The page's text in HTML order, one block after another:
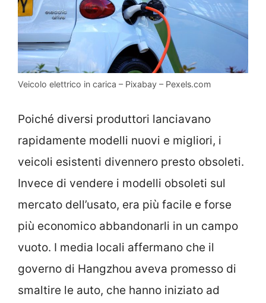
Veicolo elettrico in carica – Pixabay – Pexels.com
Poiché diversi produttori lanciavano
rapidamente modelli nuovi e migliori, i
veicoli esistenti divennero presto obsoleti.
Invece di vendere i modelli obsoleti sul
mercato dell’usato, era più facile e forse
più economico abbandonarli in un campo
vuoto. I media locali affermano che il
governo di Hangzhou aveva promesso di
smaltire le auto, che hanno iniziato ad